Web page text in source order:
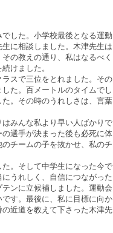
した。小学校最後となる運動
に相談しました。木津先生は
の教えの通り、私はなるべく
けました。
スで三位をとれました。その
た。百メートルのタイムでし
。その時のうれしさは、言葉
みんな私より早い人ばかりで
選手が決まった後も必死に体
チームの子を抜かせ、私のチ
。そして中学生になった今で
うれしく、自信につながった
ンに立候補しました。運動会
す。最後に、私に目標に向か
近道を教えて下さった木津先